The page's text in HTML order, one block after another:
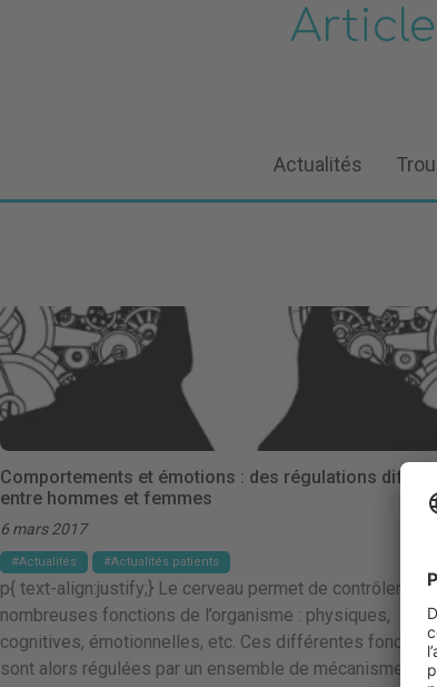
Actualités
Comportements et émotions : des régulations
entre hommes et femmes
6 mars 2017
Actualités Actualités patients
p{ text-align:justify;} Le cerveau permet de contrôler de
nombreuses fonctions de l’organisme : physiques,
cognitives, émotionnelles, etc. Ces différentes
sont alors régulées par un ensemble de mécanismes